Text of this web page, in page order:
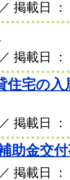
掲載日 ：
掲載日 ：
住宅の
掲載日 ：
助金交
掲載日 ：